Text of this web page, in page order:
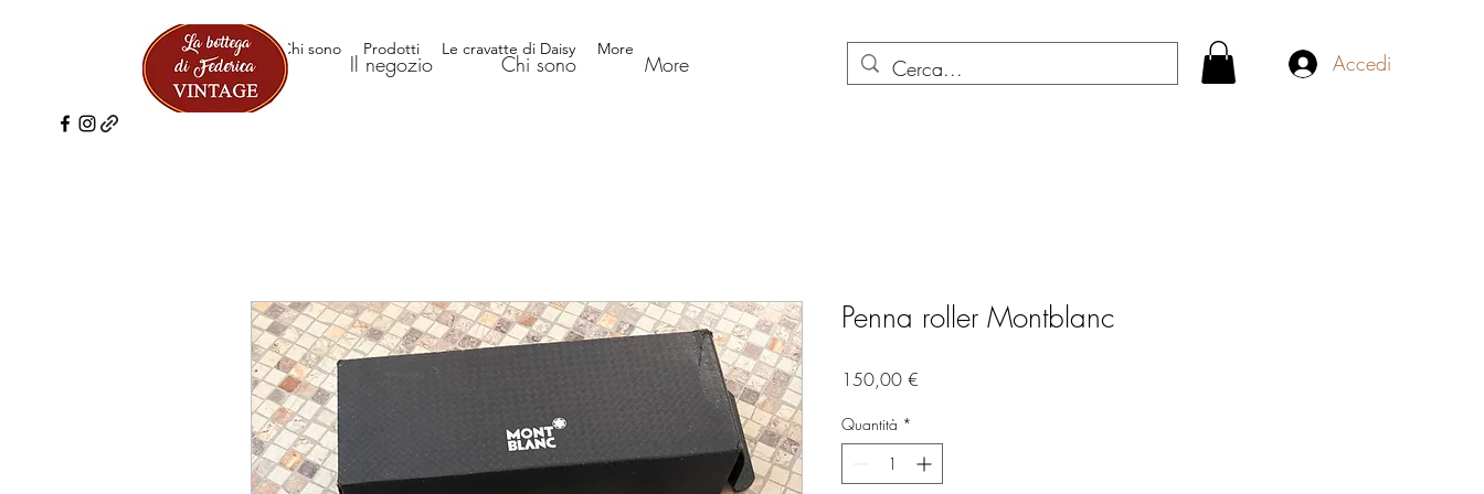
Accedi
Il negozio Chi sono More
Penna roller Montblanc
150,00 €
Quantità *
Il negozio Chi sono Prodotti Le cravatte di Daisy More